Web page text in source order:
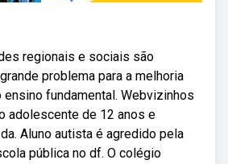
regionais e sociais são
problema para a melhoria
fundamental. Webvizinhos
adolescente de 12 anos e
Aluno autista é agredido pela
pública no df. O colégio